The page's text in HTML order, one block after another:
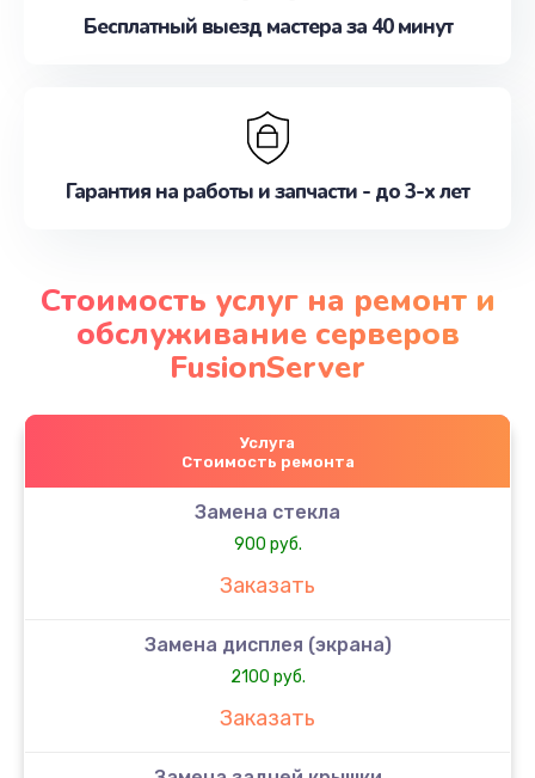
Бесплатный выезд мастера за 40 минут
Гарантия на работы и запчасти - до 3-х лет
Стоимость услуг на ремонт и
обслуживание серверов
FusionServer
Услуга
Стоимость ремонта
Замена стекла
900 руб.
Заказать
Замена дисплея (экрана)
2100 руб.
Заказать